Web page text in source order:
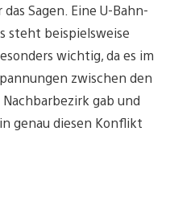
Sagen. Eine U-Bahn-
steht beispielsweise
wichtig, da es im
zwischen den
gab und
genau diesen Konflikt